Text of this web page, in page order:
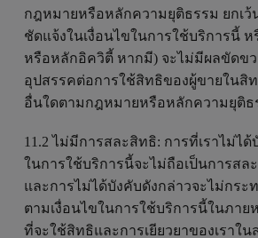
กฎหมายหรือหลักความยุติธรรม ยกเ
ชัดแจ้งในเงื่อนไขในการใช้บริการนี้
หรือหลักอิควิตี้ หากมี) จะไม่มีผลขัดขว
อุปสรรคต่อการใช้สิทธิของผู้ขายในสิท
อื่นใดตามกฎหมายหรือหลักความยุติธ
11.2 ไม่มีการสละสิทธิ: การที่เราไม่ได้
ในการใช้บริการนี้จะไม่ถือเป็นการสล
และการไม่ได้บังคับดังกล่าวจะไม่กร
ตามเงื่อนไขในการใช้บริการนี้ในภาย
ที่จะใช้สิทธิและการเยียวยาของเราใ